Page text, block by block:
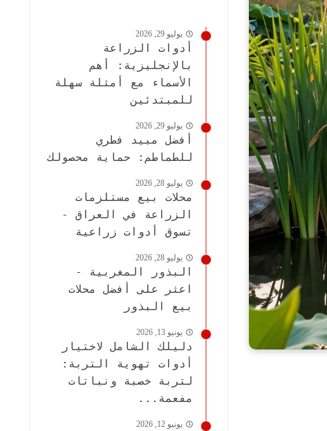
يوليو 29, 2026
أدوات الزراعة
بالإنجليزية: أهم
الأسماء مع أمثلة سهلة
للمبتدئين
يوليو 29, 2026
أفضل مبيد فطري
للطماطم: حماية محصولك
يوليو 28, 2026
محلات بيع مستلزمات
الزراعة في العراق -
تسوق أدوات زراعية
يوليو 28, 2026
البذور المغربية -
اعثر على أفضل محلات
بيع البذور
يونيو 13, 2026
دليلك الشامل لاختيار
أدوات تهوية التربة:
لتربة خصبة ونباتات
مفعمة...
يونيو 12, 2026